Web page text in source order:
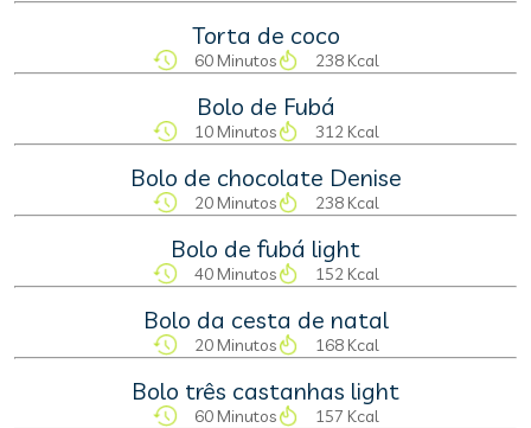
Torta de coco
60 Minutos 238 Kcal
Bolo de Fubá
10 Minutos 312 Kcal
Bolo de chocolate Denise
20 Minutos 238 Kcal
Bolo de fubá light
40 Minutos 152 Kcal
Bolo da cesta de natal
20 Minutos 168 Kcal
Bolo três castanhas light
60 Minutos 157 Kcal